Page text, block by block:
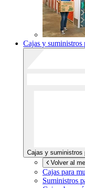
Cajas y suministros
Cajas y suministros
Volver al
Cajas para
Suministros